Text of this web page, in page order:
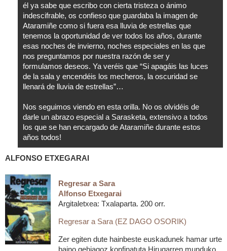
él ya sabe que escribo con cierta tristeza o ánimo
indescifrable, os confieso que guardaba la imagen de
Ataramiñe como si fuera esa lluvia de estrellas que
tenemos la oportunidad de ver todos los años, durante
esas noches de invierno, noches especiales en las que
nos preguntamos por nuestra razón de ser y
formulamos deseos. Ya veréis que “Si apagáis las luces
de la sala y encendéis los mecheros, la oscuridad se
llenará de lluvia de estrellas”…
Nos seguimos viendo en esta orilla. No os olvidéis de
darle un abrazo especial a Sarasketa, extensivo a todos
los que se han encargado de Ataramiñe durante estos
años todos!
ALFONSO ETXEGARAI
Regresar a Sara
Alfonso Etxegarai
Argitaletxea: Txalaparta. 200 orr.
Regresar a Sara (EZ DAGO OSORIK)
Zer egiten dute hainbeste euskadunek hamar urte